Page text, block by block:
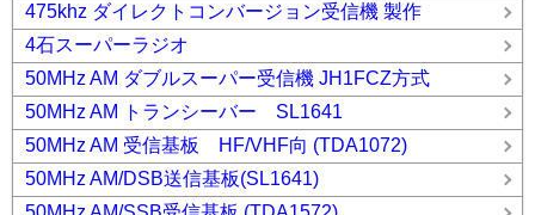
475khz ダイレクトコンバージョン受信機 製作
4石スーパーラジオ
50MHz AM ダブルスーパー受信機 JH1FCZ方式
50MHz AM トランシーバー SL1641
50MHz AM 受信基板 HF/VHF向 (TDA1072)
50MHz AM/DSB送信基板(SL1641)